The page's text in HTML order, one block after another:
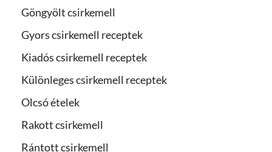
Göngyölt csirkemell
Gyors csirkemell receptek
Kiadós csirkemell receptek
Különleges csirkemell receptek
Olcsó ételek
Rakott csirkemell
Rántott csirkemell